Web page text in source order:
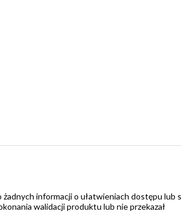
informacji o ułatwieniach dostępu lub
walidacji produktu lub nie przekazał